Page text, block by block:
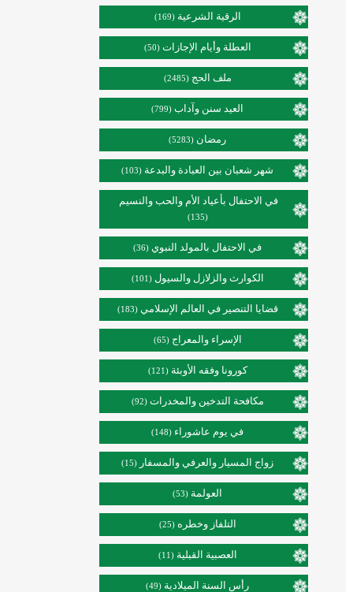
الرقية الشرعية (169)
العطلة وأيام الإجازات (50)
ملف الحج (2485)
العيد سنن وآداب (799)
رمضان (5283)
شهر شعبان بين العبادة والبدعة (103)
في الاحتفال بأعياد الأم والحب والنسيم
(135)
في الاحتفال بالمولد النبوي (36)
الكوارث والزلازل والسيول (101)
قضايا التنصير في العالم الإسلامي (183)
الإسراء والمعراج (65)
كورونا وفقه الأوبئة (121)
مكافحة التدخين والمخدرات (92)
في يوم عاشوراء (148)
زواج المسيار والعرفي والمسفار (15)
العولمة (53)
التلفاز وخطره (25)
العصبية القبلية (11)
رأس السنة الميلادية (49)